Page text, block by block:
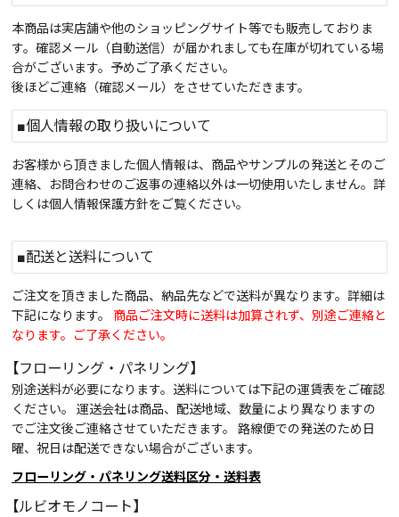
本商品は実店舗や他のショッピングサイト等でも販売しておりま
す。確認メール（自動送信）が届かれましても在庫が切れている場
合がございます。予めご了承ください。
後ほどご連絡（確認メール）をさせていただきます。
■個人情報の取り扱いについて
お客様から頂きました個人情報は、商品やサンプルの発送とそのご
連絡、お問合わせのご返事の連絡以外は一切使用いたしません。詳
しくは個人情報保護方針をご覧ください。
■配送と送料について
ご注文を頂きました商品、納品先などで送料が異なります。詳細は
下記になります。 商品ご注文時に送料は加算されず、別途ご連絡と
なります。ご了承ください。
【フローリング・パネリング】
別途送料が必要になります。送料については下記の運賃表をご確認
ください。 運送会社は商品、配送地域、数量により異なりますの
でご注文後ご連絡させていただきます。 路線便での発送のため日
曜、祝日は配送できない場合がございます。
フローリング・パネリング送料区分・送料表
【ルビオモノコート】